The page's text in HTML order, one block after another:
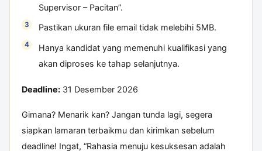
Supervisor – Pacitan”.
Pastikan ukuran file email tidak melebihi 5MB.
Hanya kandidat yang memenuhi kualifikasi yang
akan diproses ke tahap selanjutnya.
Deadline: 31 Desember 2026
Gimana? Menarik kan? Jangan tunda lagi, segera
siapkan lamaran terbaikmu dan kirimkan sebelum
deadline! Ingat, “Rahasia menuju kesuksesan adalah